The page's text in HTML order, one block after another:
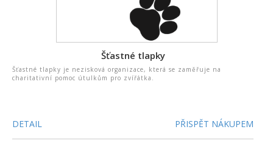
Šťastné tlapky
Šťastné tlapky je nezisková organizace, která se zaměřuje na
charitativní pomoc útulkům pro zvířátka.
DETAIL PŘISPĚT NÁKUPEM